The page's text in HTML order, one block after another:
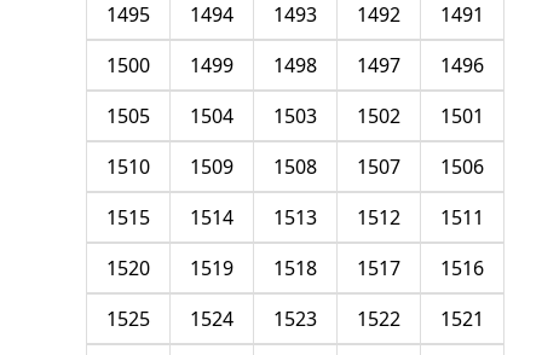
1491
1492
1493
1494
1495
1496
1497
1498
1499
1500
1501
1502
1503
1504
1505
1506
1507
1508
1509
1510
1511
1512
1513
1514
1515
1516
1517
1518
1519
1520
1521
1522
1523
1524
1525